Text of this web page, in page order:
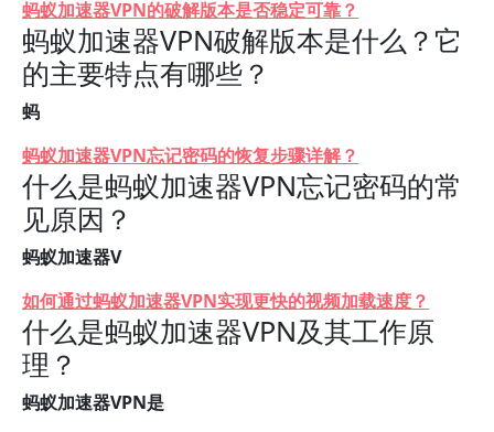
蚂蚁加速器VPN的破解版本是否稳定可靠？
蚂蚁加速器VPN破解版本是什么？它
的主要特点有哪些？
蚂
蚂蚁加速器VPN忘记密码的恢复步骤详解？
什么是蚂蚁加速器VPN忘记密码的常
见原因？
蚂蚁加速器V
如何通过蚂蚁加速器VPN实现更快的视频加载速度？
什么是蚂蚁加速器VPN及其工作原
理？
蚂蚁加速器VPN是